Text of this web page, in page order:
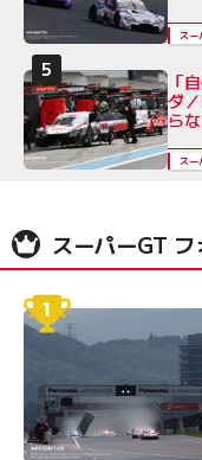
スー
「
ダ
ら
スー
スーパーGT